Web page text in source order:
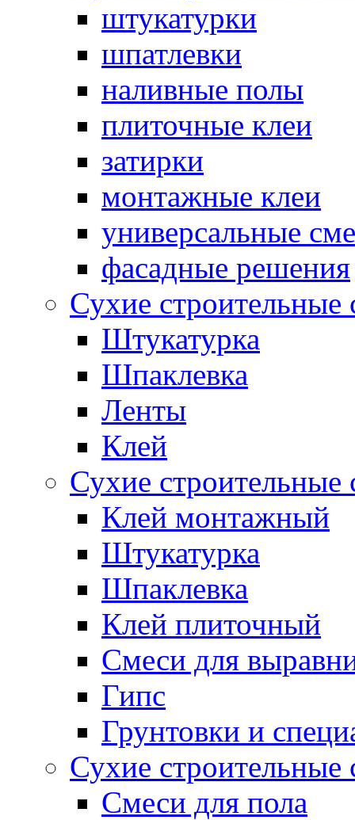
штукатурки
шпатлевки
наливные полы
плиточные клеи
затирки
монтажные клеи
универсальные
фасадные решения
Сухие
Штукатурка
Шпаклевка
Ленты
Клей
Сухие
Клей монтажный
Штукатурка
Шпаклевка
Клей плиточный
Смеси для
Гипс
Грунтовки и
Сухие
Смеси для пола